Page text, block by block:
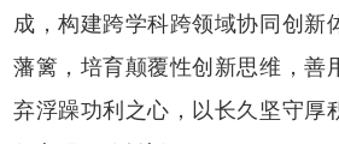
成，构建跨学科跨领域协同创新
藩篱，培育颠覆性创新思维，善
弃浮躁功利之心，以长久坚守厚